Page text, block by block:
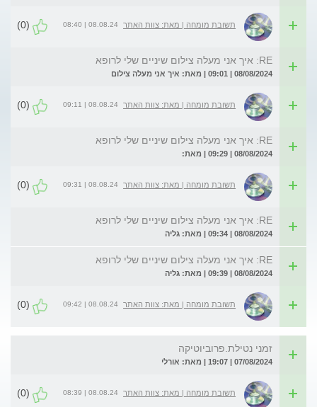
תשובת מומחה | מאת: צוות האתר 08.08.24 | 08:40
(0)
RE: איך אני מעלה צילום שיניים שלי לרופא
08/08/2024 | 09:01 | מאת: איך אני מעלה צילום
תשובת מומחה | מאת: צוות האתר 08.08.24 | 09:11
(0)
RE: איך אני מעלה צילום שיניים שלי לרופא
08/08/2024 | 09:29 | מאת:
תשובת מומחה | מאת: צוות האתר 08.08.24 | 09:31
(0)
RE: איך אני מעלה צילום שיניים שלי לרופא
08/08/2024 | 09:34 | מאת: גליה
RE: איך אני מעלה צילום שיניים שלי לרופא
08/08/2024 | 09:39 | מאת: גליה
תשובת מומחה | מאת: צוות האתר 08.08.24 | 09:42
(0)
זמני נטילת.פרוביוטיקה
07/08/2024 | 19:07 | מאת: אורלי
תשובת מומחה | מאת: צוות האתר 08.08.24 | 08:39
(0)